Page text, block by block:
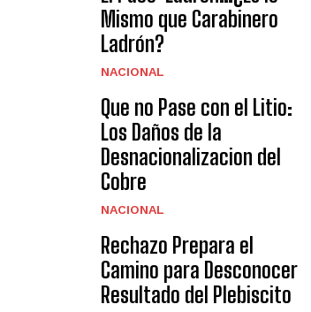
Mismo que Carabinero
Ladrón?
NACIONAL
Que no Pase con el Litio:
Los Daños de la
Desnacionalizacion del
Cobre
NACIONAL
Rechazo Prepara el
Camino para Desconocer
Resultado del Plebiscito